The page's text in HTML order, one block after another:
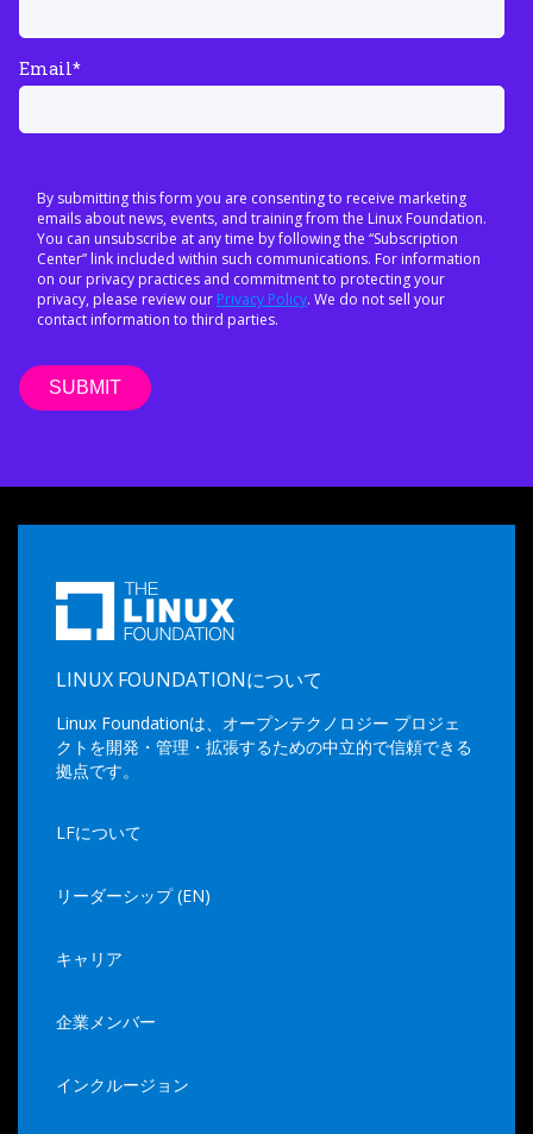
Email*
By submitting this form you are consenting to receive marketing
emails about news, events, and training from the Linux Foundation.
You can unsubscribe at any time by following the “Subscription
Center” link included within such communications. For information
on our privacy practices and commitment to protecting your
privacy, please review our Privacy Policy. We do not sell your
contact information to third parties.
LINUX FOUNDATIONについて
Linux Foundationは、オープンテクノロジー プロジェ
クトを開発・管理・拡張するための中立的で信頼できる
拠点です。
LFについて
リーダーシップ (EN)
キャリア
企業メンバー
インクルージョン